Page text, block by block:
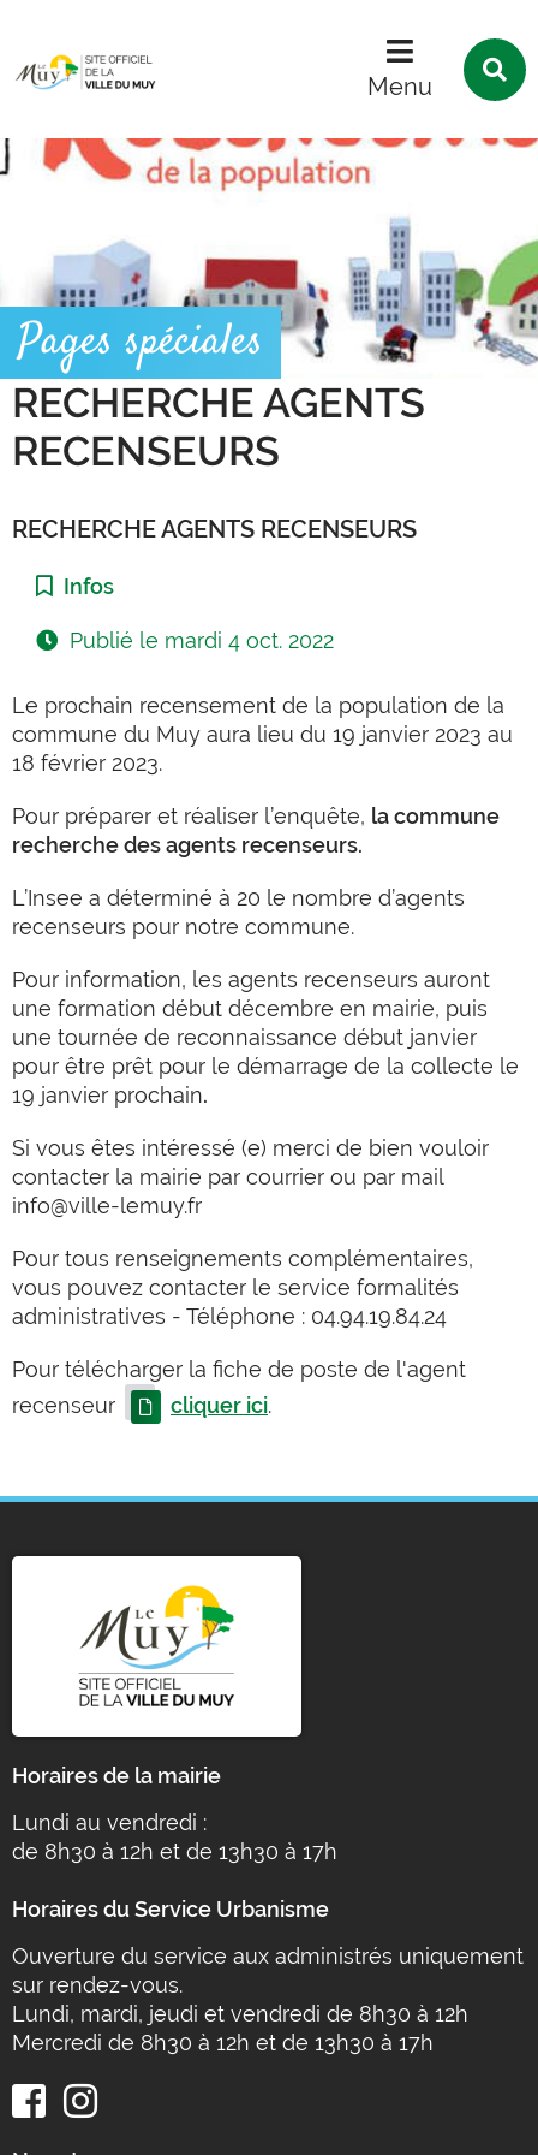
Menu
Pages spéciales
RECHERCHE AGENTS
RECENSEURS
RECHERCHE AGENTS RECENSEURS
Catégorie :
Infos
Publié le mardi 4 oct. 2022
Le prochain recensement de la population de la
commune du Muy aura lieu du 19 janvier 2023 au
18 février 2023.
Pour préparer et réaliser l’enquête, la commune
recherche des agents recenseurs.
L’Insee a déterminé à 20 le nombre d’agents
recenseurs pour notre commune.
Pour information, les agents recenseurs auront
une formation début décembre en mairie, puis
une tournée de reconnaissance début janvier
pour être prêt pour le démarrage de la collecte le
19 janvier prochain.
Si vous êtes intéressé (e) merci de bien vouloir
contacter la mairie par courrier ou par mail
info@ville-lemuy.fr
Pour tous renseignements complémentaires,
vous pouvez contacter le service formalités
administratives - Téléphone : 04.94.19.84.24
Pour télécharger la fiche de poste de l'agent
recenseur
cliquer ici.
Horaires de la mairie
Lundi au vendredi :
de 8h30 à 12h et de 13h30 à 17h
Horaires du Service Urbanisme
Ouverture du service aux administrés uniquement
sur rendez-vous.
Lundi, mardi, jeudi et vendredi de 8h30 à 12h
Mercredi de 8h30 à 12h et de 13h30 à 17h